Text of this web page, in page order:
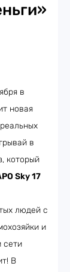
в
новая
в
который
Sky 17
людей с
и
сети
В